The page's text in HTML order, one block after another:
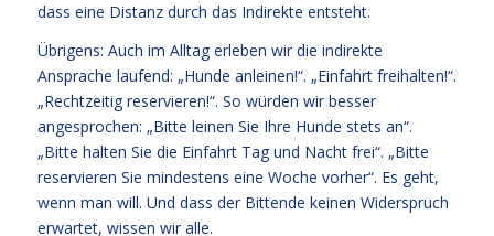
dass eine Distanz durch das Indirekte entsteht.
Übrigens: Auch im Alltag erleben wir die indirekte
Ansprache laufend: „Hunde anleinen!“. „Einfahrt freihalten!“.
„Rechtzeitig reservieren!“. So würden wir besser
angesprochen: „Bitte leinen Sie Ihre Hunde stets an“.
„Bitte halten Sie die Einfahrt Tag und Nacht frei“. „Bitte
reservieren Sie mindestens eine Woche vorher“. Es geht,
wenn man will. Und dass der Bittende keinen Widerspruch
erwartet, wissen wir alle.